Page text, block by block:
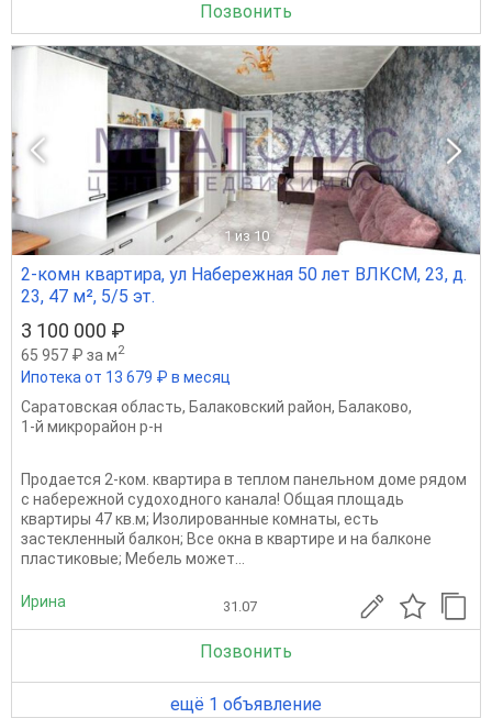
Позвонить
1 из 10
2-комн квартира, ул Набережная 50 лет ВЛКСМ, 23, д.
23, 47 м², 5/5 эт.
3 100 000 ₽
65 957 ₽ за м2
Ипотека от 13 679 ₽ в месяц
Саратовская область, Балаковский район, Балаково,
1-й микрорайон р-н
Продается 2-ком. квартира в теплом панельном доме рядом
с набережной судоходного канала! Общая площадь
квартиры 47 кв.м; Изолированные комнаты, есть
застекленный балкон; Все окна в квартире и на балконе
пластиковые; Мебель может...
Ирина 31.07
Позвонить
ещё 1 объявление